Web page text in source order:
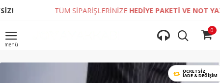
TÜM SİPARİŞLERİNİZEHEDİYE PAKETİ VE NOT
0
ÜCRETSİZ
İADE & DEĞIŞIM